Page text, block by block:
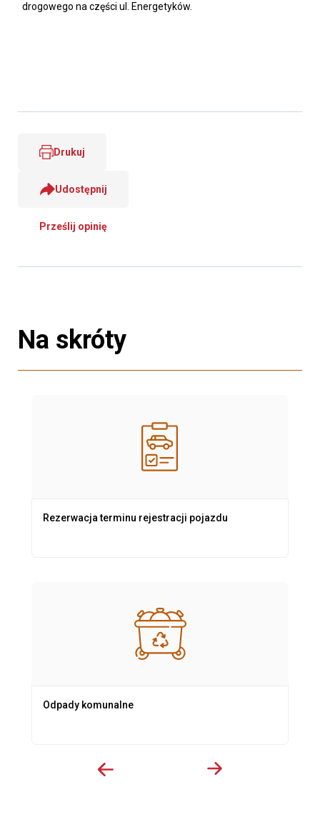
drogowego na części ul. Energetyków.
Drukuj
Udostępnij
Prześlij opinię
Na skróty
Rezerwacja terminu rejestracji pojazdu
Odpady komunalne